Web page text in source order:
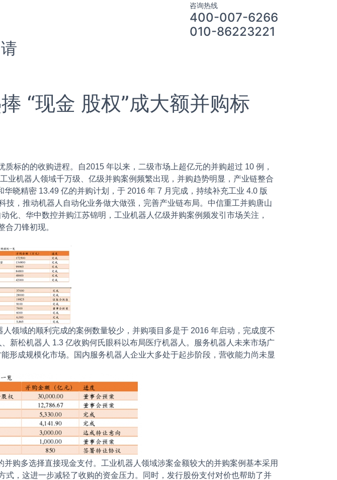
咨询热线
400-007-6266
010-86223221
“现金 股权”成大额并购标
的的收购进程。自2015 年以来，二级市场上超亿元的并购超过 10 例，
业机器人领域千万级、亿级并购案例频繁出现，并购趋势明显，产业链整合
晓精密 13.49 亿的并购计划，于 2016 年 7 月完成，持续补充工业 4.0 版
，推动机器人自动化业务做大做强，完善产业链布局。中信重工并购唐山
化、华中数控并购江苏锦明，工业机器人亿级并购案例频发引市场关注，
刀锋初现。
领域的顺利完成的案例数量较少，并购项目多是于 2016 年启动，完成度不
新松机器人 1.3 亿收购何氏眼科以布局医疗机器人。服务机器人未来市场广
形成规模化市场。国内服务机器人企业大多处于起步阶段，营收能力尚未显
购多选择直接现金支付。工业机器人领域涉案金额较大的并购案例基本采用
式，这进一步减轻了收购的资金压力。同时，发行股份支付对价也帮助了并